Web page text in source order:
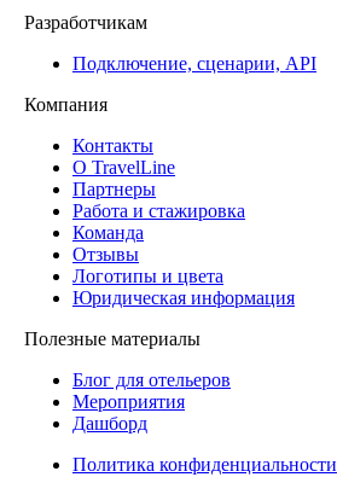
Разработчикам
Подключение, сценарии, API
Компания
Контакты
О TravelLine
Партнеры
Работа и стажировка
Команда
Отзывы
Логотипы и цвета
Юридическая информация
Полезные материалы
Блог для отельеров
Мероприятия
Дашборд
Политика конфиденциальности